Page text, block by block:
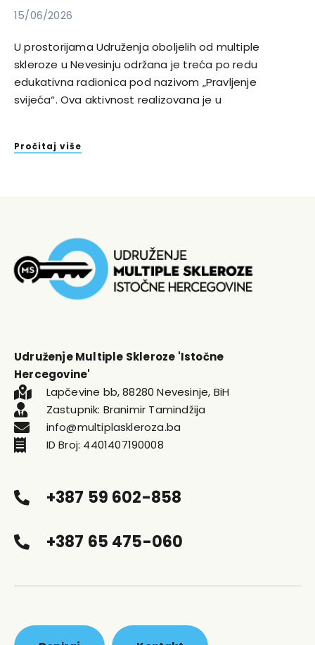
15/06/2026
U prostorijama Udruženja oboljelih od multiple
skleroze u Nevesinju održana je treća po redu
edukativna radionica pod nazivom „Pravljenje
svijeća“. Ova aktivnost realizovana je u
Pročitaj više
+387 59 602-858
+387 65 475-060
Udruženje Multiple Skleroze 'Istočne
Hercegovine'
Lapčevine bb, 88280 Nevesinje, BiH
Zastupnik: Branimir Tamindžija
info@multiplaskleroza.ba
ID Broj: 4401407190008